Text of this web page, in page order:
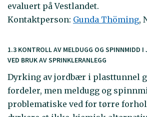
evaluert på Vestlandet.
Kontaktperson: Gunda Thöming,
1.3 KONTROLL AV MELDUGG OG SPINNMIDD
VED BRUK AV SPRINKLERANLEGG
Dyrking av jordbær i plasttunnel
fordeler, men meldugg og
problematiske ved for tørre